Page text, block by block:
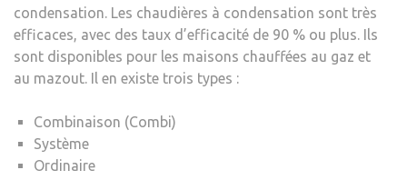
condensation. Les chaudières à condensation sont très
efficaces, avec des taux d’efficacité de 90 % ou plus. Ils
sont disponibles pour les maisons chauffées au gaz et
au mazout. Il en existe trois types :
Combinaison (Combi)
Système
Ordinaire